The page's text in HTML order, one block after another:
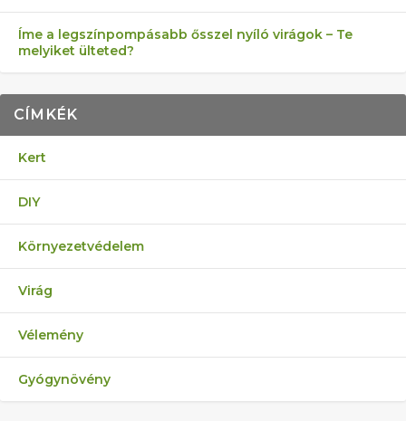
Íme a legszínpompásabb ősszel nyíló virágok – Te
melyiket ülteted?
CÍMKÉK
Kert
DIY
Környezetvédelem
Virág
Vélemény
Gyógynövény